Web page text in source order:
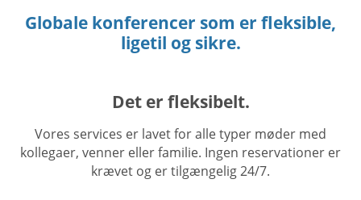
Globale konferencer som er fleksible,
ligetil og sikre.
Det er fleksibelt.
Vores services er lavet for alle typer møder med
kollegaer, venner eller familie. Ingen reservationer er
krævet og er tilgængelig 24/7.